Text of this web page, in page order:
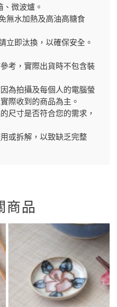
微波爐。
無水加熱及高油高糖食
立即汰換，以確保安全。
考，實際出貨時不包含裝
為拍攝及每個人的電腦螢
際收到的商品為主。
尺寸是否符合您的需求，
或拆解，以致缺乏完整
商品